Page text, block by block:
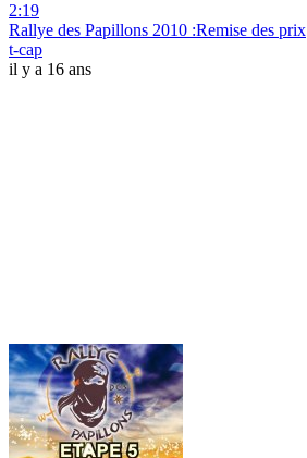
2:19
Rallye des Papillons 2010 :Remise des prix
t-cap
il y a 16 ans